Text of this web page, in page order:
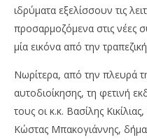
ιδρύματα εξελίσσουν τις
προσαρμοζόμενα στις νέες
μία εικόνα από την
Νωρίτερα, από την πλευρά
αυτοδιοίκησης, τη φετινή
τους οι κ.κ. Βασίλης
Κώστας Μπακογιάννης,